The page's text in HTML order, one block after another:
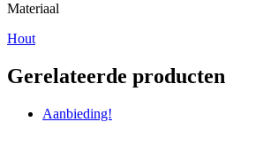
Materiaal
Hout
Gerelateerde producten
Aanbieding!